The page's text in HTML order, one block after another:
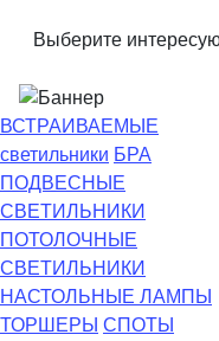
Выберите
ВСТРАИВАЕМЫЕ
светильники БРА
ПОДВЕСНЫЕ
СВЕТИЛЬНИКИ
ПОТОЛОЧНЫЕ
СВЕТИЛЬНИКИ
НАСТОЛЬНЫЕ ЛАМПЫ
ТОРШЕРЫ СПОТЫ